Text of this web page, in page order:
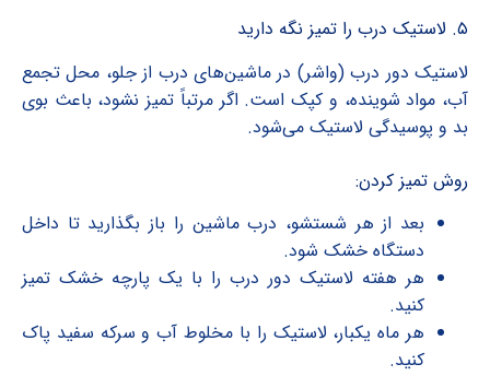
۵. لاستیک درب را تمیز نگه دارید
لاستیک دور درب (واشر) در ماشین‌های درب از جلو، محل تجمع
آب، مواد شوینده، و کپک است. اگر مرتباً تمیز نشود، باعث بوی
بد و پوسیدگی لاستیک می‌شود.
روش تمیز کردن:
بعد از هر شستشو، درب ماشین را باز بگذارید تا داخل
دستگاه خشک شود.
هر هفته لاستیک دور درب را با یک پارچه خشک تمیز
کنید.
هر ماه یکبار، لاستیک را با مخلوط آب و سرکه سفید پاک
کنید.